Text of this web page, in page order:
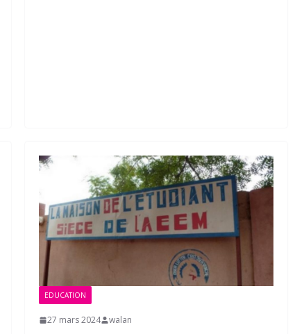
EDUCATION
27 mars 2024 walan